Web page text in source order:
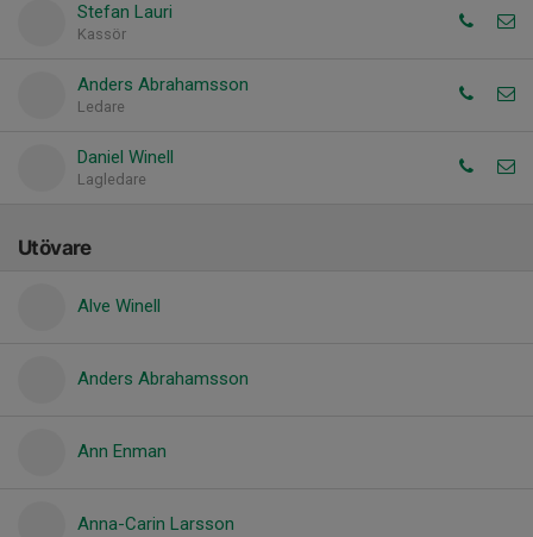
Stefan Lauri
Kassör
Anders Abrahamsson
Ledare
Daniel Winell
Lagledare
Utövare
Alve Winell
Anders Abrahamsson
Ann Enman
Anna-Carin Larsson